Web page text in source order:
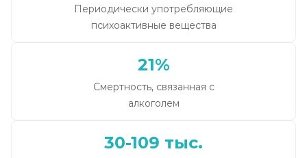
Периодически употребляющие
психоактивные вещества
21%
Смертность, связанная с
алкоголем
30-109 тыс.